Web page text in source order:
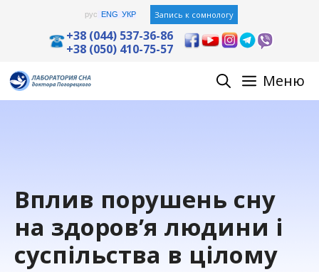
содержимому
рус ENG УКР Запись к сомнологу
+38 (044) 537-36-86
+38 (050) 410-75-57
Меню
Вплив порушень сну
на здоров’я людини і
суспільства в цілому